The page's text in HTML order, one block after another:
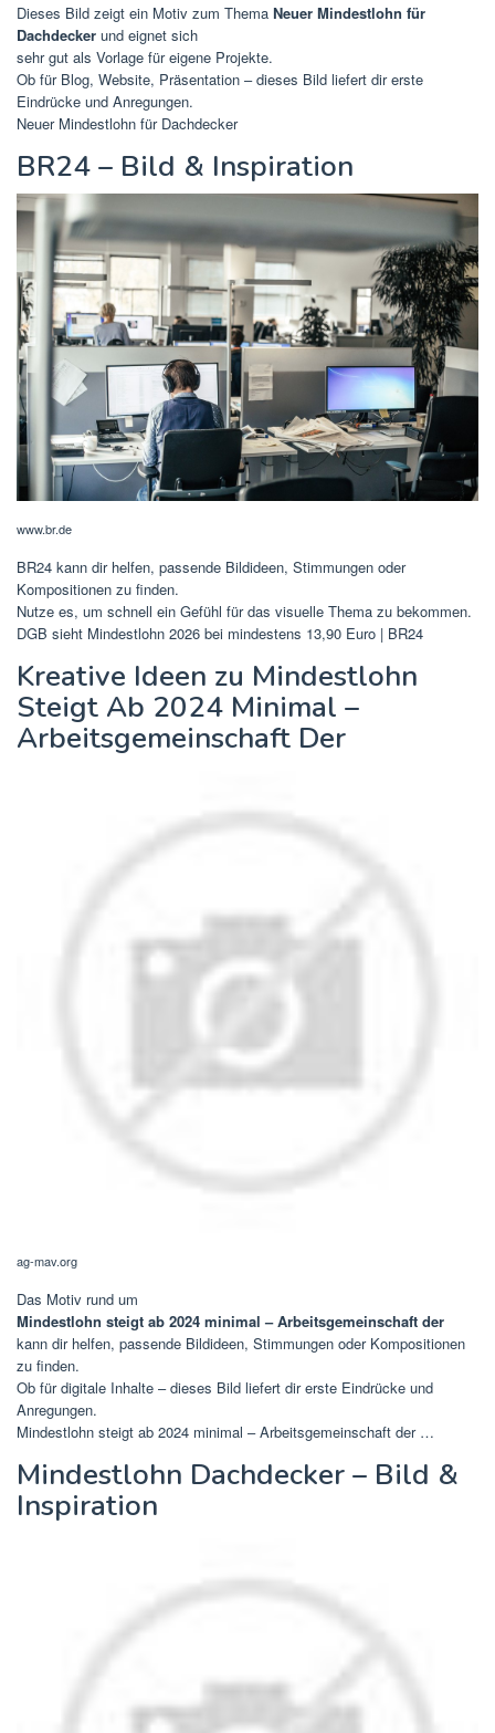
Dieses Bild zeigt ein Motiv zum Thema Neuer Mindestlohn für
Dachdecker und eignet sich
sehr gut als Vorlage für eigene Projekte.
Ob für Blog, Website, Präsentation – dieses Bild liefert dir erste
Eindrücke und Anregungen.
Neuer Mindestlohn für Dachdecker
BR24 – Bild & Inspiration
www.br.de
BR24 kann dir helfen, passende Bildideen, Stimmungen oder
Kompositionen zu finden.
Nutze es, um schnell ein Gefühl für das visuelle Thema zu bekommen.
DGB sieht Mindestlohn 2026 bei mindestens 13,90 Euro | BR24
Kreative Ideen zu Mindestlohn
Steigt Ab 2024 Minimal –
Arbeitsgemeinschaft Der
ag-mav.org
Das Motiv rund um
Mindestlohn steigt ab 2024 minimal – Arbeitsgemeinschaft der
kann dir helfen, passende Bildideen, Stimmungen oder Kompositionen
zu finden.
Ob für digitale Inhalte – dieses Bild liefert dir erste Eindrücke und
Anregungen.
Mindestlohn steigt ab 2024 minimal – Arbeitsgemeinschaft der …
Mindestlohn Dachdecker – Bild &
Inspiration